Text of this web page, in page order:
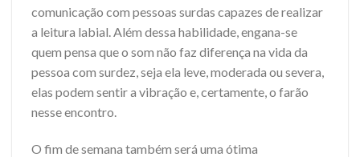
comunicação com pessoas surdas capazes de realizar
a leitura labial. Além dessa habilidade, engana-se
quem pensa que o som não faz diferença na vida da
pessoa com surdez, seja ela leve, moderada ou severa,
elas podem sentir a vibração e, certamente, o farão
nesse encontro.
O fim de semana também será uma ótima